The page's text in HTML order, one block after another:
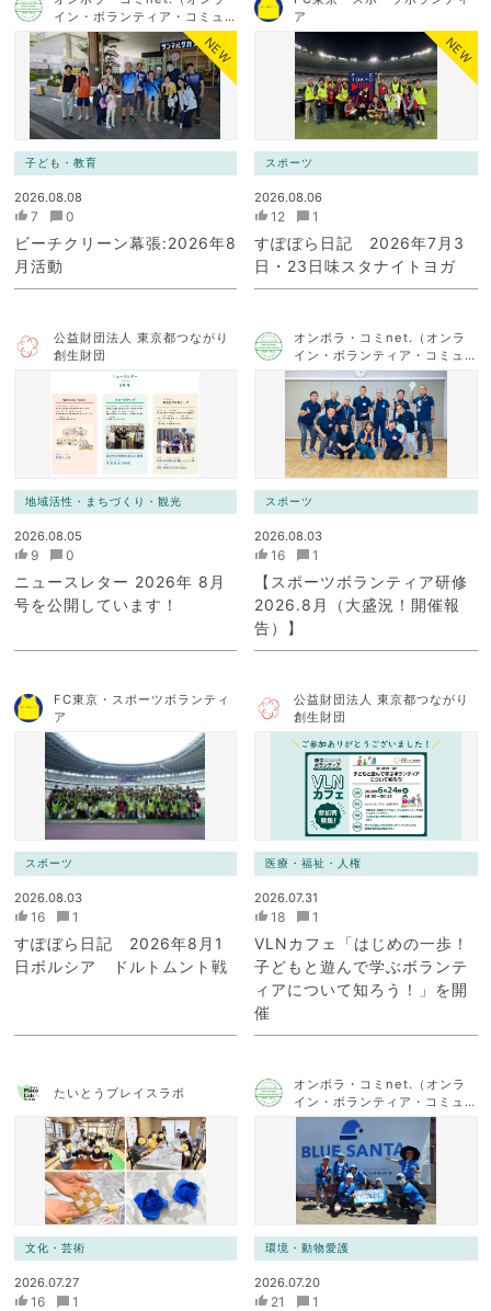
イン・ボランティア・コミュ
ニケーション・ネットワー
ク）
NEW
子ども・教育
2026.08.08
7 0
ビーチクリーン幕張:2026年8
月活動
ア
NEW
スポーツ
2026.08.06
12 1
すぽぼら日記 2026年7月3
日・23日味スタナイトヨガ
公益財団法人 東京都つながり
創生財団
地域活性・まちづくり・観光
2026.08.05
9 0
ニュースレター 2026年 8月
号を公開しています！
オンボラ・コミnet.（オンラ
イン・ボランティア・コミュ
ニケーション・ネットワー
ク）
スポーツ
2026.08.03
16 1
【スポーツボランティア研修
2026.8月（大盛況！開催報
告）】
FC東京・スポーツボランティ
ア
スポーツ
2026.08.03
16 1
すぽぼら日記 2026年8月1
日ボルシア ドルトムント戦
公益財団法人 東京都つながり
創生財団
医療・福祉・人権
2026.07.31
18 1
VLNカフェ「はじめの一歩！
子どもと遊んで学ぶボランテ
ィアについて知ろう！」を開
催
たいとうプレイスラボ
文化・芸術
2026.07.27
16 1
オンボラ・コミnet.（オンラ
イン・ボランティア・コミュ
ニケーション・ネットワー
環境・動物愛護
2026.07.20
21 1